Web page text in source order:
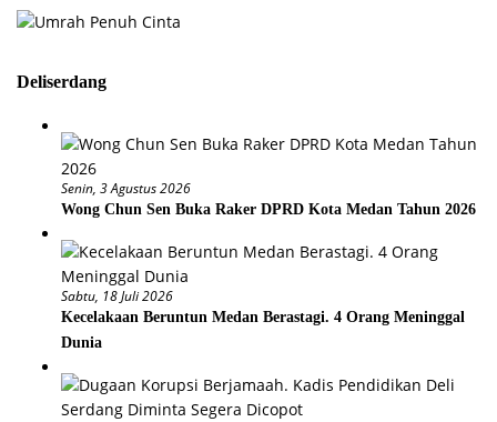
Deliserdang
Senin, 3 Agustus 2026
Wong Chun Sen Buka Raker DPRD Kota Medan Tahun 2026
Sabtu, 18 Juli 2026
Kecelakaan Beruntun Medan Berastagi. 4 Orang Meninggal
Dunia